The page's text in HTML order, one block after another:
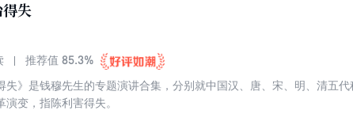
得失
推荐值 85.3%
失》是钱穆先生的专题演讲合集，分别就中国汉、唐、宋、明、清五
变，指陈利害得失。